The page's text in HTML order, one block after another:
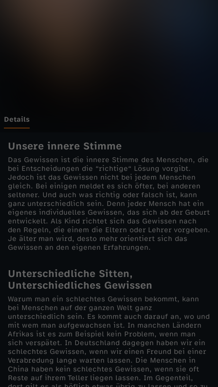
e
c
h
t
e
s
e
w
i
s
s
Details
Unsere innere Stimme
Das Gewissen ist die innere Stimme des Menschen, die
bei Entscheidungen die “richtige“ Lösung vorgibt.
Jedoch ist das Gewissen nicht bei jedem Menschen
gleich. Bei einigen meldet es sich öfter, bei anderen
seltener. Und auch was richtig oder falsch ist, kann
ganz unterschiedlich sein. Denn jeder Mensch hat ein
eigenes individuelles Gewissen, das sich ab der Geburt
entwickelt. Als Kind richtet sich das Gewissen nach
den Regeln, die einem die Eltern oder Lehrer vorgeben.
Je älter man wird, desto mehr orientiert sich das
Gewissen an den eigenen Erfahrungen.
Unterschiedliche Sitten,
Unterschiedliches Gewissen
Warum man ein schlechtes Gewissen bekommt, kann
bei Menschen auf der ganzen Welt ganz
unterschiedlich sein. Es kommt auch darauf an, wo und
mit wem man aufgewachsen ist. In manchen Ländern
Afrikas ist es zum Beispiel kein Problem, wenn man
sich verspätet. In Deutschland dagegen haben wir ein
schlechtes Gewissen, wenn wir einen Freund bei einer
Verabredung lange warten lassen. Die Menschen in
China haben kein schlechtes Gewissen, wenn sie oft
Reste auf ihrem Teller liegen lassen. Im Gegenteil,